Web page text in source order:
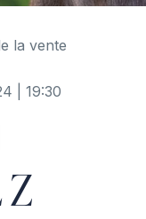
la vente
| 19:30